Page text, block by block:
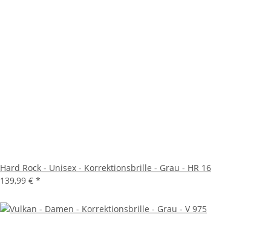
Hard Rock - Unisex - Korrektionsbrille - Grau - HR 16
139,99 € *